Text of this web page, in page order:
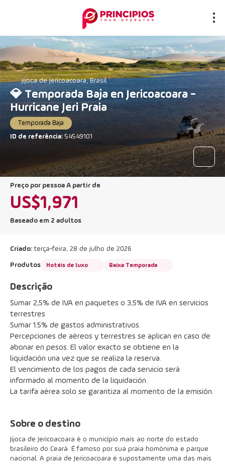
Jijoca de Jericoacoara, Brasil
💎 Temporada Baja en Jericoacoara -
Hurricane Jeri Praia
Temporada Baja
ID de referência: 54549101
preço por pessoa A partir de
US$1,971
Baseado em 2 adultos
Criado: terça-feira, 28 de julho de 2026
Produtos Hotéis de luxo Baixa Temporada
Descrição
Sumar 2,5% de IVA en paquetes o 3,5% de IVA en servicios
terrestres
Sumar 1.5% de gastos administrativos.
Percepciones de aéreos y terrestres se aplican en caso de
abonar en pesos. El valor exacto se obtiene en la
liquidación una vez que se realiza la reserva.
El vencimiento de los pagos de cada servicio será
informado al momento de la liquidación.
La tarifa aérea solo se garantiza al momento de la emisión.
Sobre o destino
Jijoca de Jericoacoara é o município mais ao norte do estado
brasileiro do Ceará. É famoso por sua praia homônima e parque
nacional. A praia de Jericoacoara é supostamente uma das mais